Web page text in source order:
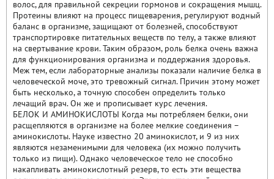
волос, для правильной секреции гормонов и сокращения мышц.
Протеины влияют на процесс пищеварения, регулируют водный
баланс в организме, защищают от болезней, способствуют
транспортировке питательных веществ по телу, а также влияют
на свертывание крови. Таким образом, роль белка очень важна
для функционирования организма и поддержания здоровья.
Меж тем, если лабораторные анализы показали наличие белка в
человеческой моче, это тревожный сигнал. Причин этому может
быть несколько, а точную способен определить только
лечащий врач. Он же и прописывает курс лечения.
БЕЛОК И АМИНОКИСЛОТЫ Когда мы потребляем белки, они
расщепляются в организме на более мелкие соединения –
аминокислоты. Науке известно 20 аминокислот, и 9 из них
являются незаменимыми для человека (их можно получить
только из пищи). Однако человеческое тело не способно
накапливать аминокислотный резерв, то есть эти вещества